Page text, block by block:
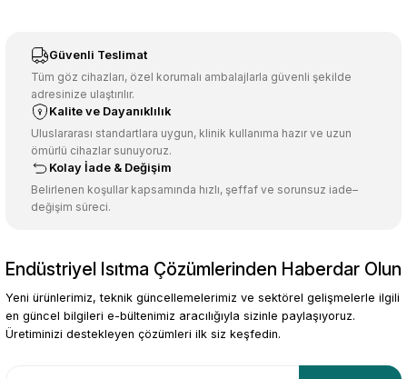
Ürün resmi kalitesiz, bozuk veya görüntülenemiyor.
Ürün açıklamasında eksik bilgiler bulunuyor.
Ürün bilgilerinde hatalar bulunuyor.
Ürün fiyatı diğer sitelerden daha pahalı.
Bu ürüne benzer farklı alternatifler olmalı.
Gönder
Güvenli Teslimat
Tüm göz cihazları, özel korumalı ambalajlarla güvenli şekilde
adresinize ulaştırılır.
Kalite ve Dayanıklılık
Uluslararası standartlara uygun, klinik kullanıma hazır ve uzun
ömürlü cihazlar sunuyoruz.
Kolay İade & Değişim
Belirlenen koşullar kapsamında hızlı, şeffaf ve sorunsuz iade–
değişim süreci.
Endüstriyel Isıtma Çözümlerinden Haberdar Olun
Yeni ürünlerimiz, teknik güncellemelerimiz ve sektörel gelişmelerle ilgili
en güncel bilgileri e-bültenimiz aracılığıyla sizinle paylaşıyoruz.
Üretiminizi destekleyen çözümleri ilk siz keşfedin.